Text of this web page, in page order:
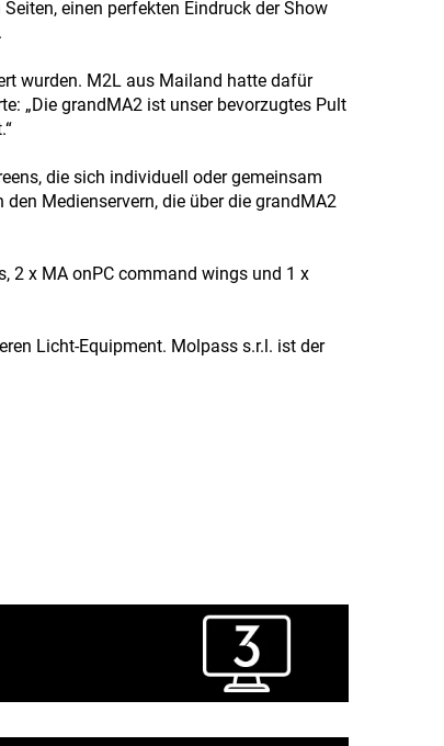
einen perfekten Eindruck der Show
wurden. M2L aus Mailand hatte dafür
„Die grandMA2 ist unser bevorzugtes Pult
die sich individuell oder gemeinsam
Medienservern, die über die grandMA2
2 x MA onPC command wings und 1 x
Licht-Equipment. Molpass s.r.l. ist der